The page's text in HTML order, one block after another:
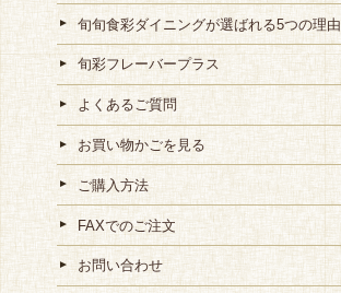
旬旬食彩ダイニングが選ばれる5つの理由
旬彩フレーバープラス
よくあるご質問
お買い物かごを見る
ご購入方法
FAXでのご注文
お問い合わせ